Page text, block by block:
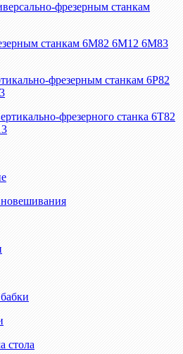
фрезерным станкам
станкам 6М82 6М12 6М83
фрезерным станкам 6Р82
фрезерного станка 6Т82
стола